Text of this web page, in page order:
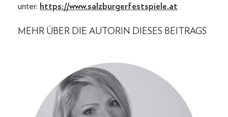
unter: https://www.salzburgerfestspiele.at
MEHR ÜBER DIE AUTORIN DIESES BEITRAGS